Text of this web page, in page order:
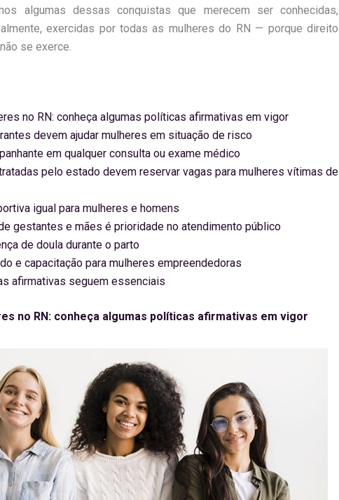
algumas dessas conquistas que merecem ser conhecidas,
exercidas por todas as mulheres do RN — porque direito
se exerce.
no RN: conheça algumas políticas afirmativas em vigor
devem ajudar mulheres em situação de risco
em qualquer consulta ou exame médico
pelo estado devem reservar vagas para mulheres vítimas de
igual para mulheres e homens
gestantes e mães é prioridade no atendimento público
de doula durante o parto
e capacitação para mulheres empreendedoras
afirmativas seguem essenciais
no RN: conheça algumas políticas afirmativas em vigor